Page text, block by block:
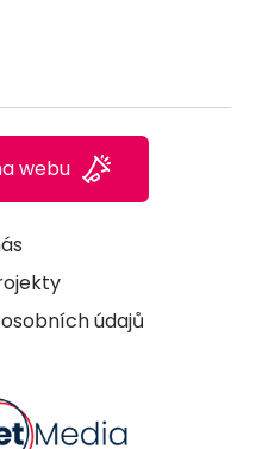
údajů
webu